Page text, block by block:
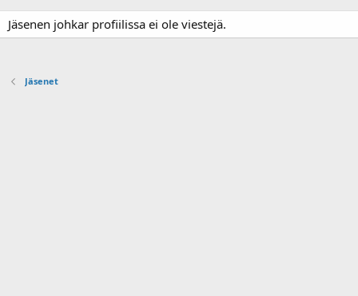
Jäsenen johkar profiilissa ei ole viestejä.
Jäsenet